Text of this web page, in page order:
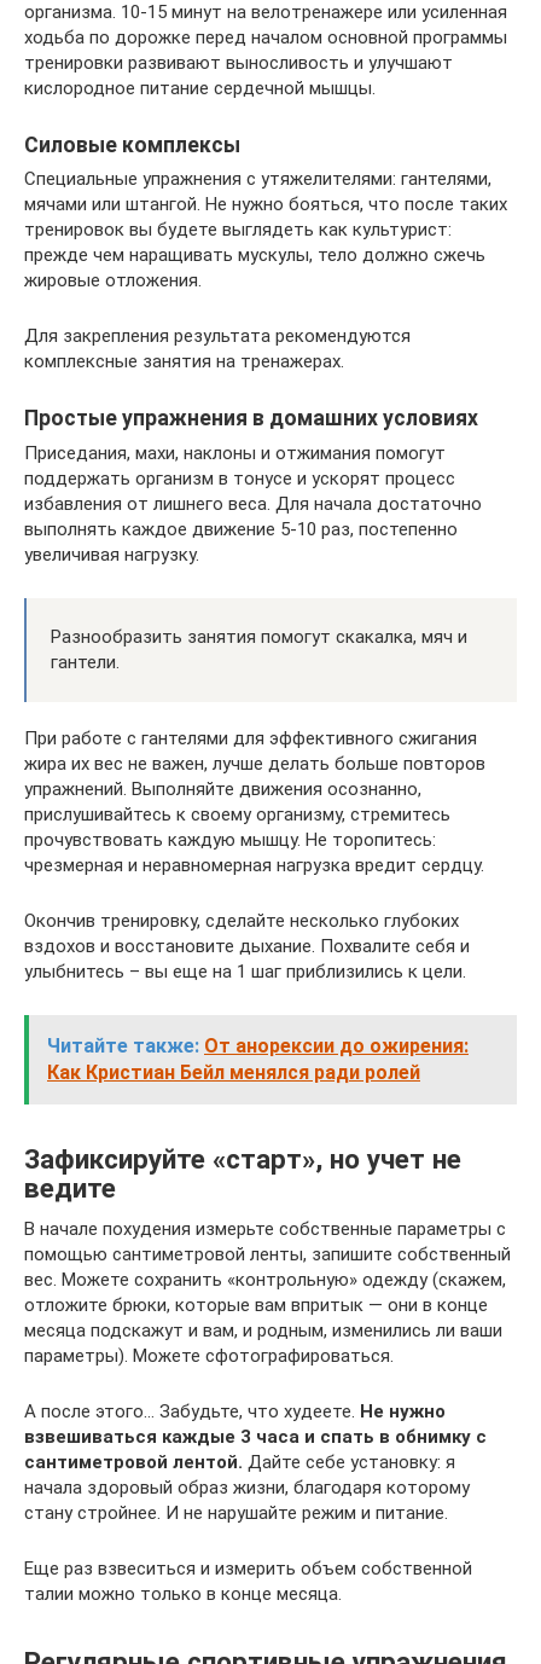
организма. 10-15 минут на велотренажере или усиленная
ходьба по дорожке перед началом основной программы
тренировки развивают выносливость и улучшают
кислородное питание сердечной мышцы.
Силовые комплексы
Специальные упражнения с утяжелителями: гантелями,
мячами или штангой. Не нужно бояться, что после таких
тренировок вы будете выглядеть как культурист:
прежде чем наращивать мускулы, тело должно сжечь
жировые отложения.
Для закрепления результата рекомендуются
комплексные занятия на тренажерах.
Простые упражнения в домашних условиях
Приседания, махи, наклоны и отжимания помогут
поддержать организм в тонусе и ускорят процесс
избавления от лишнего веса. Для начала достаточно
выполнять каждое движение 5-10 раз, постепенно
увеличивая нагрузку.
Разнообразить занятия помогут скакалка, мяч и
гантели.
При работе с гантелями для эффективного сжигания
жира их вес не важен, лучше делать больше повторов
упражнений. Выполняйте движения осознанно,
прислушивайтесь к своему организму, стремитесь
прочувствовать каждую мышцу. Не торопитесь:
чрезмерная и неравномерная нагрузка вредит сердцу.
Окончив тренировку, сделайте несколько глубоких
вздохов и восстановите дыхание. Похвалите себя и
улыбнитесь – вы еще на 1 шаг приблизились к цели.
Читайте также: От анорексии до ожирения:
Как Кристиан Бейл менялся ради ролей
Зафиксируйте «старт», но учет не
ведите
В начале похудения измерьте собственные параметры с
помощью сантиметровой ленты, запишите собственный
вес. Можете сохранить «контрольную» одежду (скажем,
отложите брюки, которые вам впритык — они в конце
месяца подскажут и вам, и родным, изменились ли ваши
параметры). Можете сфотографироваться.
А после этого… Забудьте, что худеете. Не нужно
взвешиваться каждые 3 часа и спать в обнимку с
сантиметровой лентой. Дайте себе установку: я
начала здоровый образ жизни, благодаря которому
стану стройнее. И не нарушайте режим и питание.
Еще раз взвеситься и измерить объем собственной
талии можно только в конце месяца.